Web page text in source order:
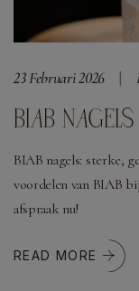
23 Februari 2026
BIAB
BIAB nagels: sterke,
voordelen van BIAB
afspraak nu!
READ MORE